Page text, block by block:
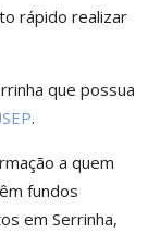
rápido realizar
que possua
.
a quem
fundos
em Serrinha,